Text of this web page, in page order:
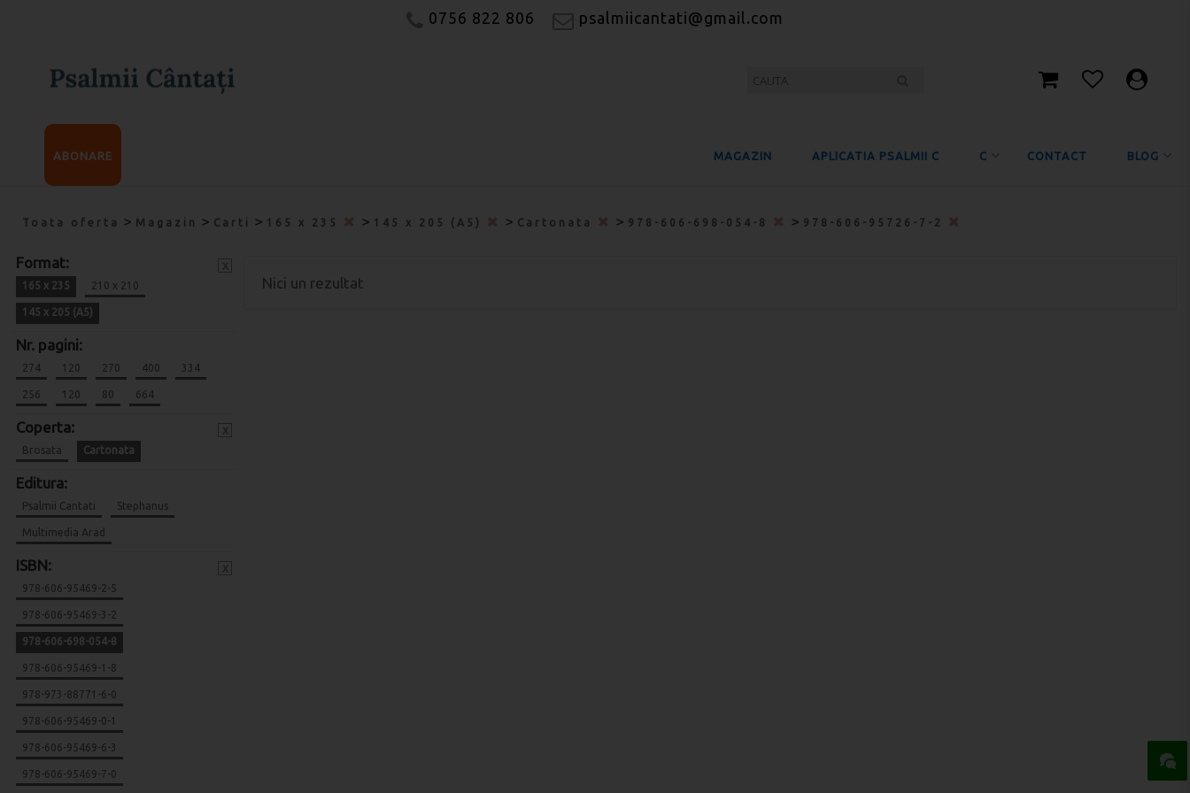
0756 822 806 psalmiicantati@gmail.com
MAGAZIN APLICATIA PSALMII C C CONTACT BLOG
ABONARE
Toata oferta > Magazin > Carti > 165 x 235 > 145 x 205 (A5) > Cartonata > 978-606-698-054-8 > 978-606-95726-7-2
Format:
165 x 235 210 x 210
145 x 205 (A5)
Nr. pagini:
274 120 270 400 334
256 120 80 664
Coperta:
Brosata Cartonata
Editura:
Psalmii Cantati Stephanus
Multimedia Arad
ISBN:
978-606-95469-2-5
978-606-95469-3-2
978-606-698-054-8
978-606-95469-1-8
978-973-88771-6-0
978-606-95469-0-1
978-606-95469-6-3
978-606-95469-7-0
Nici un rezultat